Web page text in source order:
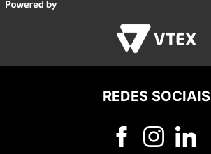
REDES SOCIAIS